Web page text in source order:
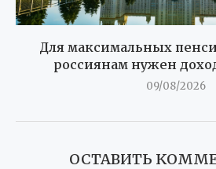
Для максимальных
россиянам нужен
09/08/2026
ОСТАВИТЬ